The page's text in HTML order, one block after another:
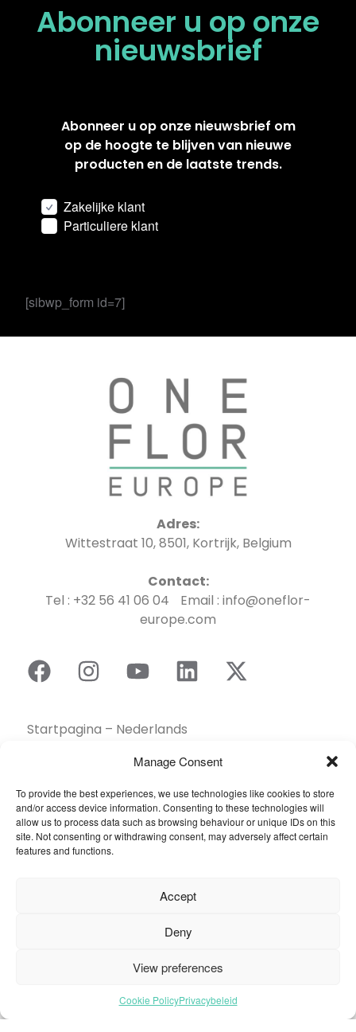
Manage Consent
To provide the best experiences, we use technologies like cookies to store
and/or access device information. Consenting to these technologies will
allow us to process data such as browsing behaviour or unique IDs on this
site. Not consenting or withdrawing consent, may adversely affect certain
features and functions.
Accept
Deny
View preferences
Cookie PolicyPrivacybeleid
Abonneer u op onze
nieuwsbrief
Abonneer u op onze nieuwsbrief om
op de hoogte te blijven van nieuwe
producten en de laatste trends.
Zakelijke klant
Particuliere klant
[sibwp_form id=7]
Adres:
Wittestraat 10, 8501, Kortrijk, Belgium
Contact:
Tel : +32 56 41 06 04 Email : info@oneflor-
europe.com
Startpagina – Nederlands
Collectie
Duurzaamheid
Een dealer vinden
Veelgestelde vragen
© 2026 Oneflor. Alle rechten voorbehouden.